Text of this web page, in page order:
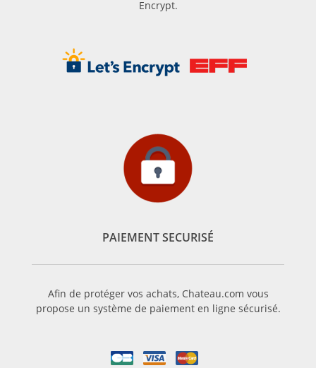
Encrypt.
PAIEMENT SECURISÉ
Afin de protéger vos achats, Chateau.com vous
propose un système de paiement en ligne sécurisé.